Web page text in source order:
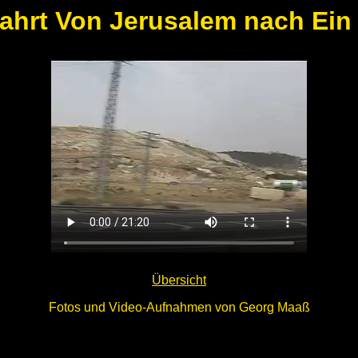
Von Jerusalem nach Ein
Übersicht
Fotos und Video-Aufnahmen von Georg Maaß